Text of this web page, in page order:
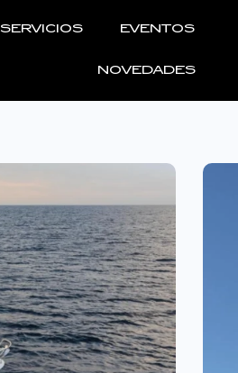
SERVICIOS EVENTOS
NOVEDADES